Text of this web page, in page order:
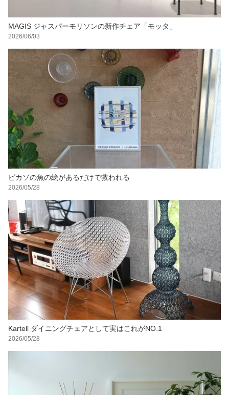
MAGIS ジャスパーモリソンの新作チェア「モッタ」
2026/06/03
ピカソの魚の絵があるだけで救われる
2026/05/28
Kartell ダイニングチェアとして実はこれがNO.1
2026/05/28